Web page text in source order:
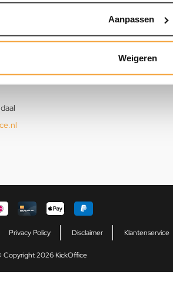
Aanpassen
Weigeren
Copyright 2026 KickOffice
Privacy Policy Disclaimer Klantenservice